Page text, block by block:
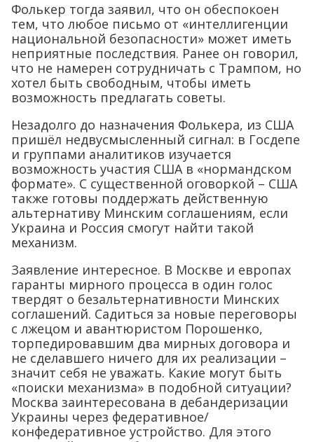
Фолькер тогда заявил, что он обеспокоен
тем, что любое письмо от «интеллигенции
национальной безопасности» может иметь
неприятные последствия. Ранее он говорил,
что не намерен сотрудничать с Трампом, но
хотел быть свободным, чтобы иметь
возможность предлагать советы.
Незадолго до назначения Фолькера, из США
пришёл недвусмысленный сигнал: в Госдепе
и группами аналитиков изучается
возможность участия США в «нормандском
формате». С существенной оговоркой – США
также готовы поддержать действенную
альтернативу Минским соглашениям, если
Украина и Россия смогут найти такой
механизм.
Заявление интересное. В Москве и европах
гаранты мирного процесса в один голос
твердят о безальтернативности Минских
соглашений. Садиться за новые переговоры
с лжецом и авантюристом Порошенко,
торпедировавшим два мирных договора и
не сделавшего ничего для их реализации –
значит себя не уважать. Какие могут быть
«поиски механизма» в подобной ситуации?
Москва заинтересована в дебандеризации
Украины через федеративное/
конфедеративное устройство. Для этого